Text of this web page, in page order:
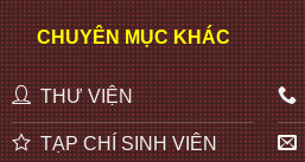
CHUYÊN MỤC KHÁC
THƯ VIỆN
TẠP CHÍ SINH VIÊN